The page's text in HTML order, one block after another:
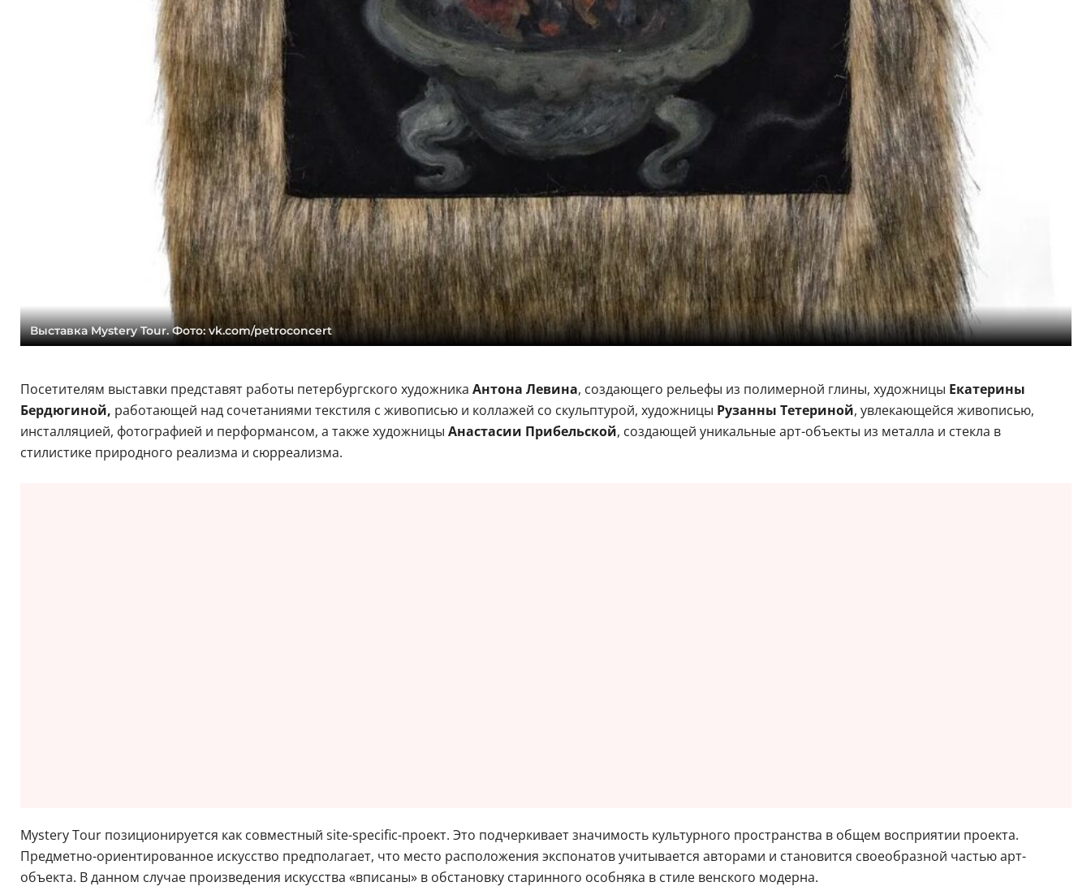
Выставка Mystery Tour. Фото: vk.com/petroconcert
Посетителям выставки представят работы петербургского художника Антона Левина, создающего рельефы из полимерной глины, художницы Екатерины
Бердюгиной, работающей над сочетаниями текстиля с живописью и коллажей со скульптурой, художницы Рузанны Тетериной, увлекающейся живописью,
инсталляцией, фотографией и перформансом, а также художницы Анастасии Прибельской, создающей уникальные арт-объекты из металла и стекла в
стилистике природного реализма и сюрреализма.
Mystery Tour позиционируется как совместный site-specific-проект. Это подчеркивает значимость культурного пространства в общем восприятии проекта.
Предметно-ориентированное искусство предполагает, что место расположения экспонатов учитывается авторами и становится своеобразной частью арт-
объекта. В данном случае произведения искусства «вписаны» в обстановку старинного особняка в стиле венского модерна.